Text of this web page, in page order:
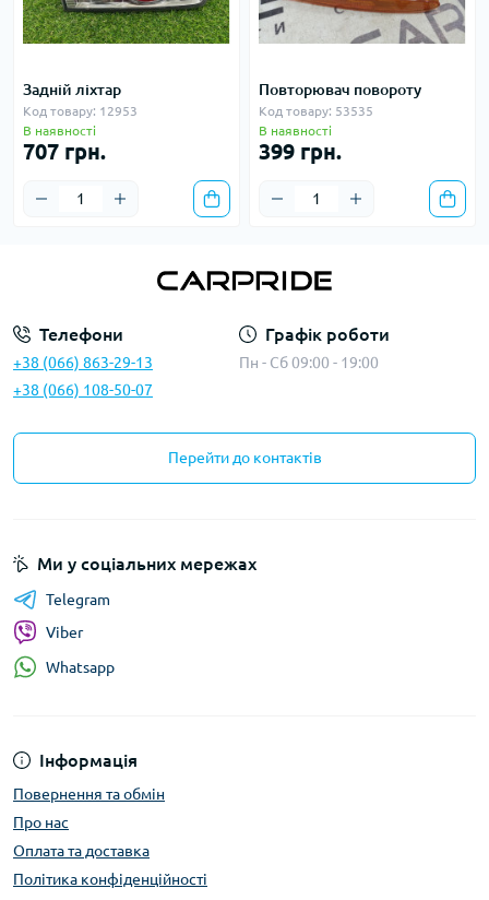
Задній ліхтар
Код товару: 12953
В наявності
707 грн.
Повторювач повороту
Код товару: 53535
В наявності
399 грн.
Телефони
+38 (066) 863-29-13
+38 (066) 108-50-07
Графік роботи
Пн - Сб 09:00 - 19:00
Перейти до контактів
Інформація
Повернення та обмін
Про нас
Оплата та доставка
Політика конфіденційності
Ми у соціальних мережах
Telegram
Viber
Whatsapp